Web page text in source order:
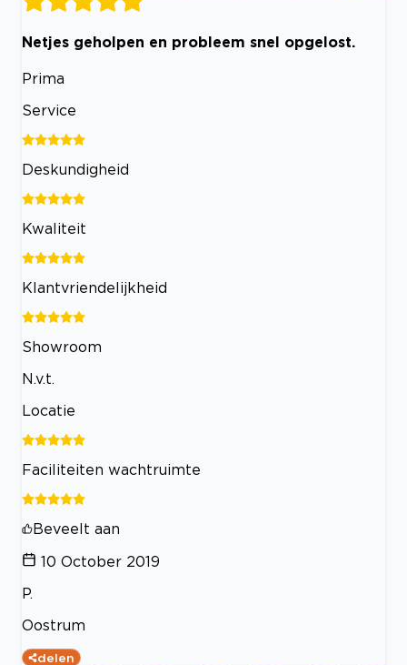
Netjes geholpen en probleem snel opgelost.
Prima
Service
Deskundigheid
Kwaliteit
Klantvriendelijkheid
Showroom
N.v.t.
Locatie
Faciliteiten wachtruimte
Beveelt aan
10 October 2019
P.
Oostrum
delen